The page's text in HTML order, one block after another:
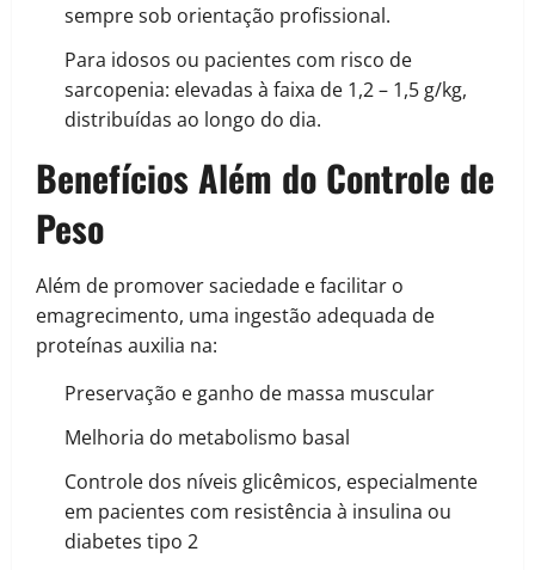
sempre sob orientação profissional.
Para idosos ou pacientes com risco de
sarcopenia: elevadas à faixa de 1,2 – 1,5 g/kg,
distribuídas ao longo do dia.
Benefícios Além do Controle de
Peso
Além de promover saciedade e facilitar o
emagrecimento, uma ingestão adequada de
proteínas auxilia na:
Preservação e ganho de massa muscular
Melhoria do metabolismo basal
Controle dos níveis glicêmicos, especialmente
em pacientes com resistência à insulina ou
diabetes tipo 2